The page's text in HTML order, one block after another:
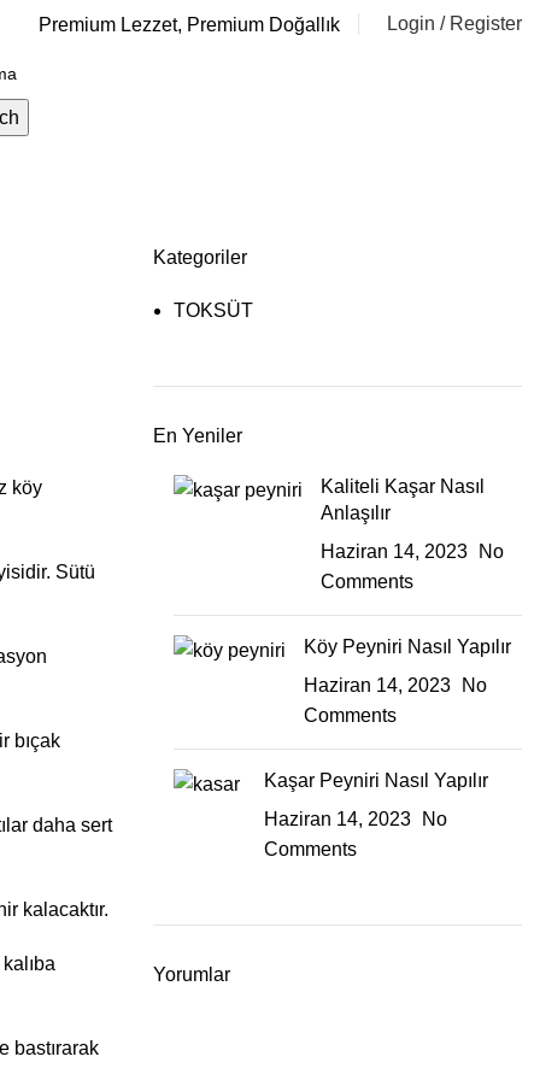
Premium Lezzet, Premium Doğallık Login / Register
köy
Sütü
bıçak
daha sert
kalacaktır.
bastırarak
Kategoriler
TOKSÜT
En Yeniler
Kaliteli Kaşar Nasıl
Anlaşılır
Haziran 14, 2023
No
Comments
Köy Peyniri Nasıl Yapılır
Haziran 14, 2023
No
Comments
Kaşar Peyniri Nasıl Yapılır
Haziran 14, 2023
No
Comments
Yorumlar